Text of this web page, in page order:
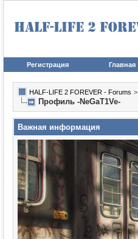
Регистрация Главная
HALF-LIFE 2 FOREVER - Forums >
Профиль -NeGaT1Ve-
Важная информация